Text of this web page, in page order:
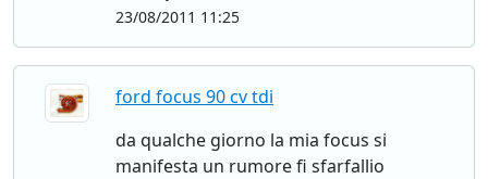
23/08/2011 11:25
ford focus 90 cv tdi
da qualche giorno la mia focus si
manifesta un rumore fi sfarfallio